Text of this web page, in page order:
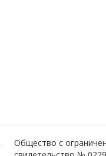
Общество с